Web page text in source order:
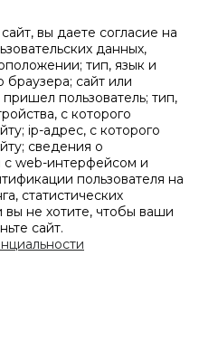
вы даете согласие на
данных,
тип, язык и
сайт или
пользователь; тип,
с которого
ip-адрес, с которого
сведения о
с web-интерфейсом и
пользователя на
статистических
не хотите, чтобы ваши
сайт.